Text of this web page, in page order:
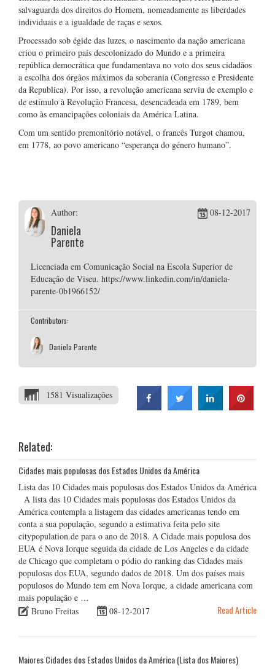
salvaguarda dos direitos do Homem, nomeadamente as liberdades
individuais e a igualdade de raças e sexos.
Processado sob égide das luzes, o nascimento da nação americana
criou o primeiro país descolonizado do Mundo e a primeira
república democrática que fundamentava no voto dos seus cidadãos
a escolha dos órgãos máximos da soberania (Congresso e Presidente
da Republica). Por isso, a revolução americana serviu de exemplo e
de estímulo à Revolução Francesa, desencadeada em 1789, bem
como às emancipações coloniais da América Latina.
Com um sentido premonitório notável, o francês Turgot chamou,
em 1778, ao povo americano “esperança do género humano”.
Author:
Daniela
Parente
08-12-2017
Licenciada em Comunicação Social na Escola Superior de
Educação de Viseu. https://www.linkedin.com/in/daniela-
parente-0b1966152/
Contributors:
Daniela Parente
1581 Visualizações
Related:
Cidades mais populosas dos Estados Unidos da América
Lista das 10 Cidades mais populosas dos Estados Unidos da América
A lista das 10 Cidades mais populosas dos Estados Unidos da
América contempla a listagem das cidades americanas tendo em
conta a sua população, segundo a estimativa feita pelo site
citypopulation.de para o ano de 2018. A Cidade mais populosa dos
EUA é Nova Iorque seguida da cidade de Los Angeles e da cidade
de Chicago que completam o pódio do ranking das Cidades mais
populosas dos EUA, segundo dados de 2018. Um dos países mais
populosos do Mundo tem em Nova Iorque, a cidade americana com
mais população e …
Bruno Freitas
08-12-2017 Read Article
Maiores Cidades dos Estados Unidos da América (Lista dos Maiores)